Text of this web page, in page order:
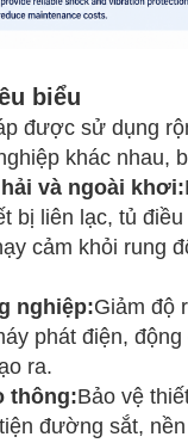
biểu
được sử dụng
khác nhau,
và ngoài khơi:
bị liên lạc, tủ
cảm khỏi rung
nghiệp:Giảm độ
phát điện,
ra.
thông:Bảo vệ
đường sắt,